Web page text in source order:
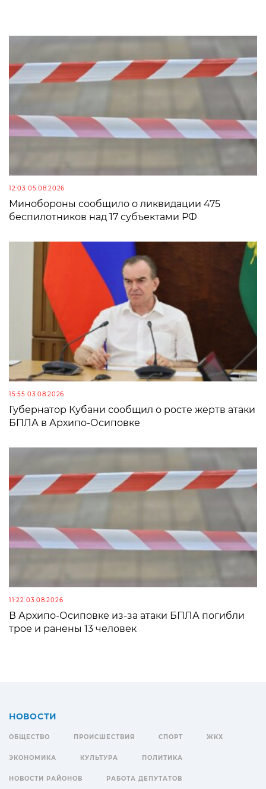
12:03 05.08.2026
Минобороны сообщило о ликвидации 475
беспилотников над 17 субъектами РФ
15:55 03.08.2026
Губернатор Кубани сообщил о росте жертв атаки
БПЛА в Архипо-Осиповке
11:22 03.08.2026
В Архипо-Осиповке из-за атаки БПЛА погибли
трое и ранены 13 человек
НОВОСТИ
ОБЩЕСТВО ПРОИСШЕСТВИЯ СПОРТ ЖКХ
ЭКОНОМИКА КУЛЬТУРА ПОЛИТИКА
НОВОСТИ РАЙОНОВ РАБОТА ДЕПУТАТОВ